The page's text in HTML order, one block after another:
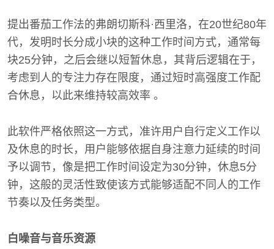
提出番茄工作法的弗朗切斯科·西里洛，在20世纪80年
代，发明时长分成小块的这种工作时间方式，通常每
块25分钟，之后会继以短暂休息，其背后逻辑在于，
考虑到人的专注力存在限度，通过短时高强度工作配
合休息，以此来维持较高效率 。
此软件严格依照这一方式，准许用户自行定义工作以
及休息的时长，用户能够依据自身注意力延续的时间
予以调节，像是把工作时间设定为30分钟，休息5分
钟，这般的灵活性致使该方式能够适配不同人的工作
节奏以及任务类型。
白噪音与音乐资源